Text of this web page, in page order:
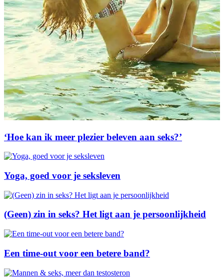
‘Hoe kan ik meer plezier beleven aan seks?’
Yoga, goed voor je seksleven
(Geen) zin in seks? Het ligt aan je persoonlijkheid
Een time-out voor een betere band?